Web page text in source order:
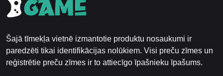
Šajā tīmekļa vietnē izmantotie produktu nosaukumi ir
paredzēti tikai identifikācijas nolūkiem. Visi preču zīmes un
reģistrētie preču zīmes ir to attiecīgo īpašnieku īpašums.